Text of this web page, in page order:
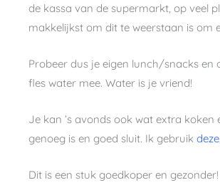
de kassa van de supermarkt, op veel
makkelijkst om dit te weerstaan is om
Probeer dus je eigen lunch/snacks en
fles water mee. Water is je vriend!
Je kan ’s avonds ook wat extra
genoeg is en goed sluit. Ik gebruikdeze
Dit is een stuk goedkoper en gezonder!